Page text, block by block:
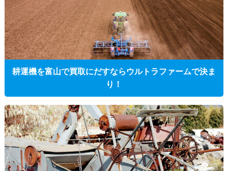
耕運機を富山で買取にだすならウルトラファームで決ま
り！